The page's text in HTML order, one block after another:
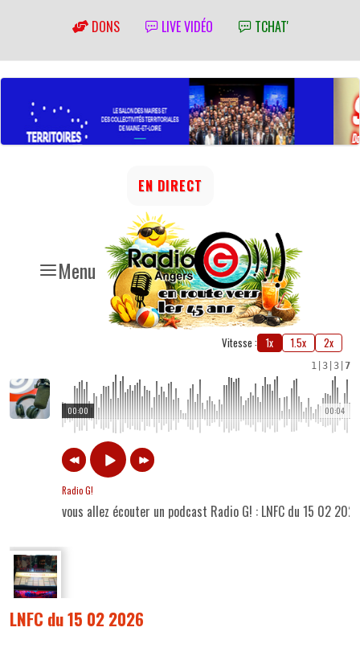
DONS LIVE VIDÉO TCHAT'
Menu
EN DIRECT
Vitesse : 1x 1.5x 2x
1 3 3 7
00:04
00:00
Radio G!
vous allez écouter un podcast Radio G! : LNFC du 15 02 2026
LNFC du 15 02 2026